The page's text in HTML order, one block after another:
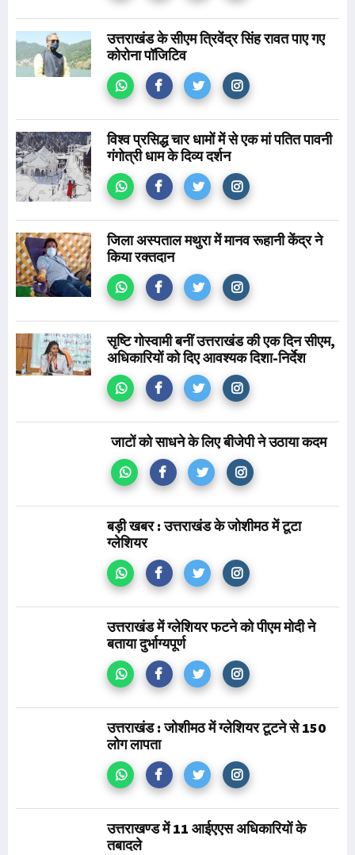
उत्तराखंड के सीएम त्रिवेंद्र सिंह रावत पाए गए
कोरोना पॉजिटिव
विश्व प्रसिद्ध चार धामों में से एक मां पतित पावनी
गंगोत्री धाम के दिव्य दर्शन
जिला अस्पताल मथुरा में मानव रूहानी केंद्र ने
किया रक्तदान
सृष्टि गोस्वामी बनीं उत्तराखंड की एक दिन सीएम,
अधिकारियों को दिए आवश्यक दिशा-निर्देश
जाटों को साधने के लिए बीजेपी ने उठाया कदम
बड़ी खबर : उत्तराखंड के जोशीमठ में टूटा
ग्लेशियर
उत्तराखंड में ग्लेशियर फटने को पीएम मोदी ने
बताया दुर्भाग्यपूर्ण
उत्तराखंड : जोशीमठ में ग्लेशियर टूटने से 150
लोग लापता
उत्तराखण्ड में 11 आईएएस अधिकारियों के
तबादले